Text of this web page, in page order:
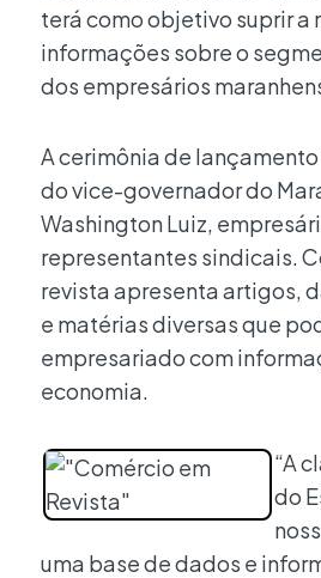
terá como objetivo suprir a
informações sobre o
dos empresários
A cerimônia de
do vice-governador do
Washington Luiz,
representantes sindicais.
revista apresenta artigos,
e matérias diversas que
empresariado com
economia.
“A
do
uma base de dados e